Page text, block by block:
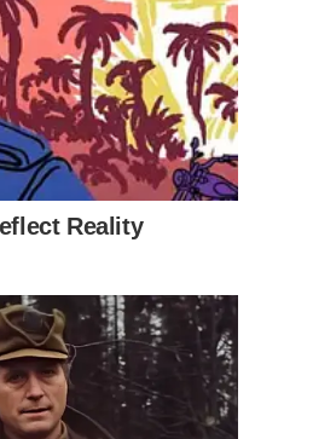
inspirar.
históricos da pesquisa no Piauí e
internacionalmente entre os
inovação em energias renováveis,
sapiencia
construção de um futuro